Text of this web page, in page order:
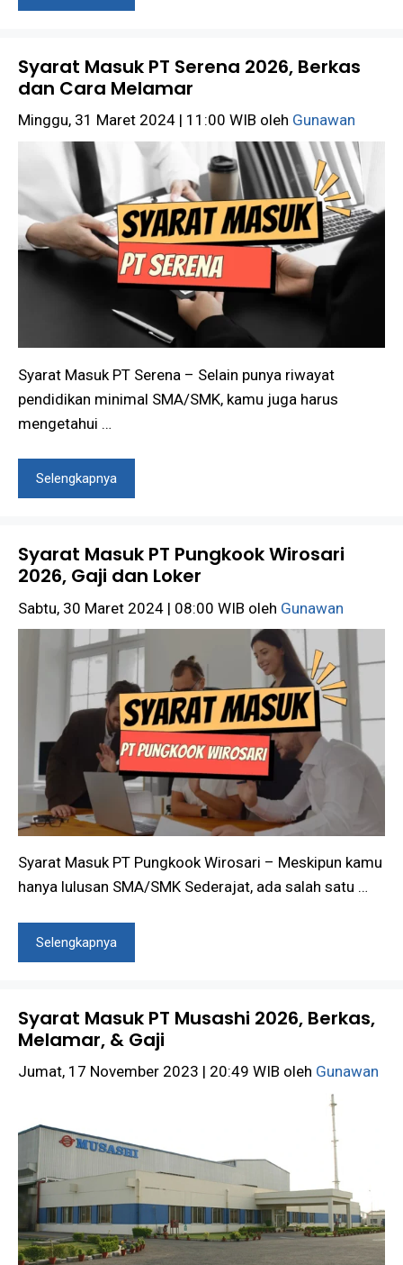
Syarat Masuk PT Serena 2026, Berkas
dan Cara Melamar
Minggu, 31 Maret 2024 | 11:00 WIB oleh Gunawan
Syarat Masuk PT Serena – Selain punya riwayat
pendidikan minimal SMA/SMK, kamu juga harus
mengetahui …
Selengkapnya
Syarat Masuk PT Pungkook Wirosari
2026, Gaji dan Loker
Sabtu, 30 Maret 2024 | 08:00 WIB oleh Gunawan
Syarat Masuk PT Pungkook Wirosari – Meskipun kamu
hanya lulusan SMA/SMK Sederajat, ada salah satu …
Selengkapnya
Syarat Masuk PT Musashi 2026, Berkas,
Melamar, & Gaji
Jumat, 17 November 2023 | 20:49 WIB oleh Gunawan